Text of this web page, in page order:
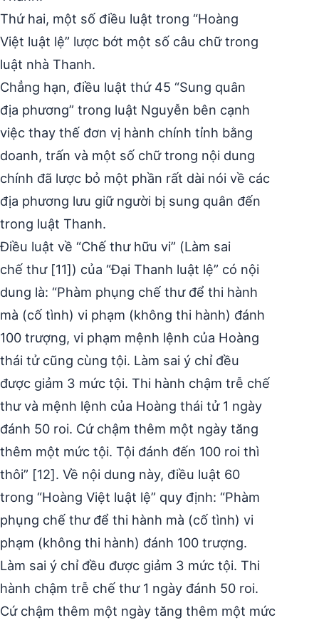
Thứ hai, một số điều luật trong “Hoàng
Việt luật lệ” lược bớt một số câu chữ trong
luật nhà Thanh.
Chẳng hạn, điều luật thứ 45 “Sung quân
địa phương” trong luật Nguyễn bên cạnh
việc thay thế đơn vị hành chính tỉnh bằng
doanh, trấn và một số chữ trong nội dung
chính đã lược bỏ một phần rất dài nói về các
địa phương lưu giữ người bị sung quân đến
trong luật Thanh.
Điều luật về “Chế thư hữu vi” (Làm sai
chế thư [11]) của “Đại Thanh luật lệ” có nội
dung là: “Phàm phụng chế thư để thi hành
mà (cố tình) vi phạm (không thi hành) đánh
100 trượng, vi phạm mệnh lệnh của Hoàng
thái tử cũng cùng tội. Làm sai ý chỉ đều
được giảm 3 mức tội. Thi hành chậm trễ chế
thư và mệnh lệnh của Hoàng thái tử 1 ngày
đánh 50 roi. Cứ chậm thêm một ngày tăng
thêm một mức tội. Tội đánh đến 100 roi thì
thôi” [12]. Về nội dung này, điều luật 60
trong “Hoàng Việt luật lệ” quy định: “Phàm
phụng chế thư để thi hành mà (cố tình) vi
phạm (không thi hành) đánh 100 trượng.
Làm sai ý chỉ đều được giảm 3 mức tội. Thi
hành chậm trễ chế thư 1 ngày đánh 50 roi.
Cứ chậm thêm một ngày tăng thêm một mức